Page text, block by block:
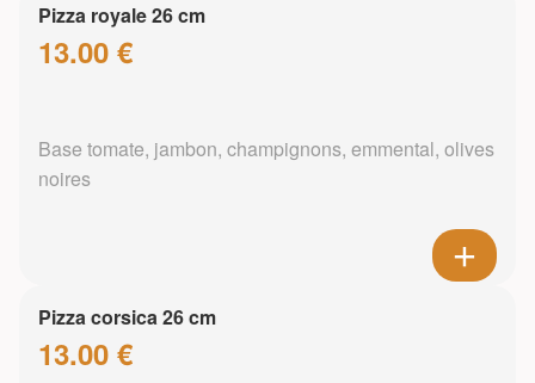
Pizza royale 26 cm
13.00 €
Base tomate, jambon, champignons, emmental, olives
noires
Pizza corsica 26 cm
13.00 €